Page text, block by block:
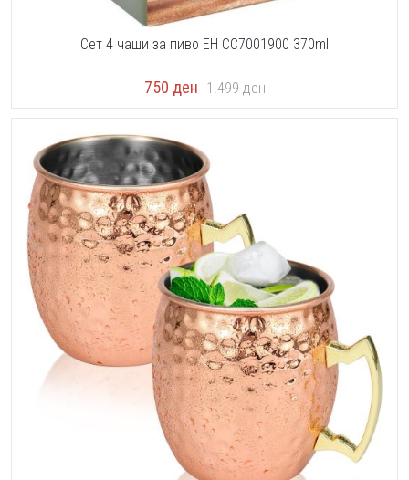
Сет 4 чаши за пиво EH CC7001900 370ml
750 ден 1.499ден